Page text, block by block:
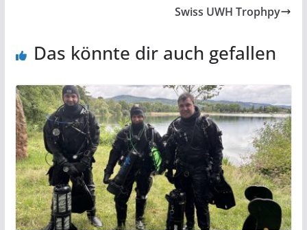
Swiss UWH Trophpy
Das könnte dir auch gefallen